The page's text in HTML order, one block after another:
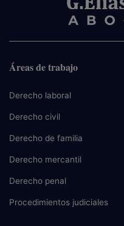
Áreas de trabajo
Derecho laboral
Derecho civil
Derecho de familia
Derecho mercantil
Derecho penal
Procedimientos judiciales